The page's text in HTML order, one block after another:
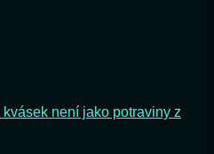
kvásek není jako potraviny z